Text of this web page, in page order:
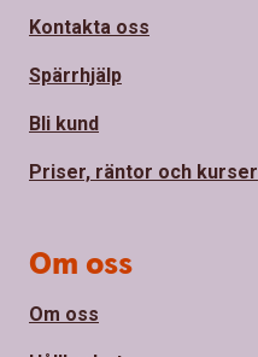
Kontakta oss
Spärrhjälp
Bli kund
Priser, räntor och kurser
Om oss
Om oss